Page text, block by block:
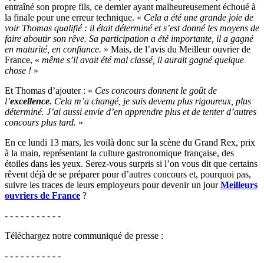
entraîné son propre fils, ce dernier ayant malheureusement échoué à
la finale pour une erreur technique. « Cela a été une grande joie de
voir Thomas qualifié : il était déterminé et s’est donné les moyens de
faire aboutir son rêve. Sa participation a été importante, il a gagné
en maturité, en confiance. » Mais, de l’avis du Meilleur ouvrier de
France, « même s’il avait été mal classé, il aurait gagné quelque
chose ! »
Et Thomas d’ajouter : « Ces concours donnent le goût de
l’excellence. Cela m’a changé, je suis devenu plus rigoureux, plus
déterminé. J’ai aussi envie d’en apprendre plus et de tenter d’autres
concours plus tard. »
En ce lundi 13 mars, les voilà donc sur la scène du Grand Rex, prix
à la main, représentant la culture gastronomique française, des
étoiles dans les yeux. Serez-vous surpris si l’on vous dit que certains
rêvent déjà de se préparer pour d’autres concours et, pourquoi pas,
suivre les traces de leurs employeurs pour devenir un jourMeilleurs
ouvriers de France ?
- - - - - - - - - - -
Téléchargez notre communiqué de presse :
- - - - - - - - - - -